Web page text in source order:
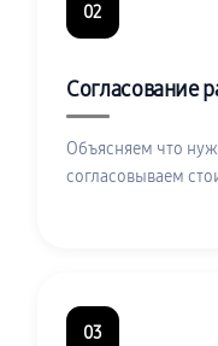
02
Согласование
Объясняем что
согласовываем
03